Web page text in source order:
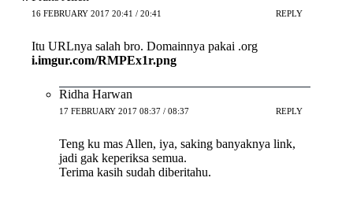
16 FEBRUARY 2017 20:41 / 20:41 REPLY
Itu URLnya salah bro. Domainnya pakai .org
i.imgur.com/RMPEx1r.png
Ridha Harwan
17 FEBRUARY 2017 08:37 / 08:37 REPLY
Teng ku mas Allen, iya, saking banyaknya link,
jadi gak keperiksa semua.
Terima kasih sudah diberitahu.